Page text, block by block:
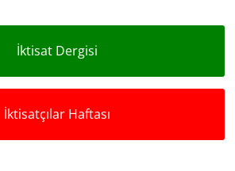
İktisat Dergisi
İktisatçılar Haftası